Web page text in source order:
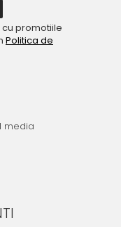
promotiile
Politica de
media